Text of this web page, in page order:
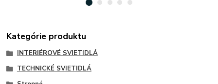
Kategórie produktu
INTERIÉROVÉ SVIETIDLÁ
TECHNICKÉ SVIETIDLÁ